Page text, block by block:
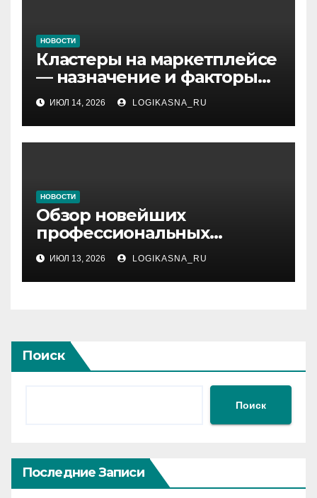
НОВОСТИ
Кластеры на маркетплейсе
— назначение и факторы
ранжирования складов
ИЮЛ 14, 2026 LOGIKASNA_RU
НОВОСТИ
Обзор новейших
профессиональных
материалов и
инструментов
ИЮЛ 13, 2026 LOGIKASNA_RU
Поиск
Поиск
Последние Записи